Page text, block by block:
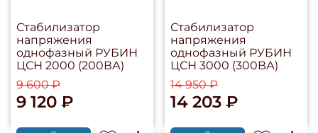
Стабилизатор
напряжения
однофазный РУБИН
ЦСН 2000 (200ВА)
9 600 ₽
9 120 ₽
Стабилизатор
напряжения
однофазный РУБИН
ЦСН 3000 (300ВА)
14 950 ₽
14 203 ₽